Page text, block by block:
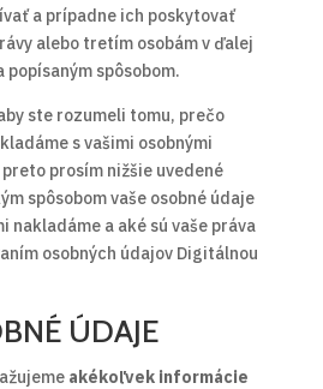
a prípadne ich poskytovať
alebo tretím osobám v ďalej
popísaným spôsobom.
ste rozumeli tomu, prečo
s vašimi osobnými
prosím nižšie uvedené
spôsobom vaše osobné údaje
nakladáme a aké sú vaše práva
osobných údajov Digitálnou
ÚDAJE
akékoľvek informácie